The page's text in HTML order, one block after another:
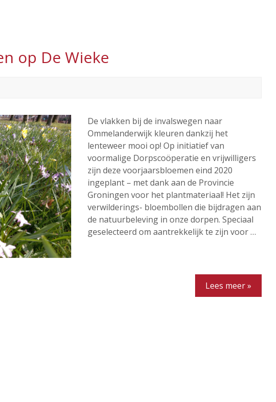
op De Wieke
De vlakken bij de invalswegen naar
Ommelanderwijk kleuren dankzij het
lenteweer mooi op! Op initiatief van
voormalige Dorpscoöperatie en vrijwilligers
zijn deze voorjaarsbloemen eind 2020
ingeplant – met dank aan de Provincie
Groningen voor het plantmateriaal! Het zijn
verwilderings- bloembollen die bijdragen aan
de natuurbeleving in onze dorpen. Speciaal
geselecteerd om aantrekkelijk te zijn voor …
Lees meer »